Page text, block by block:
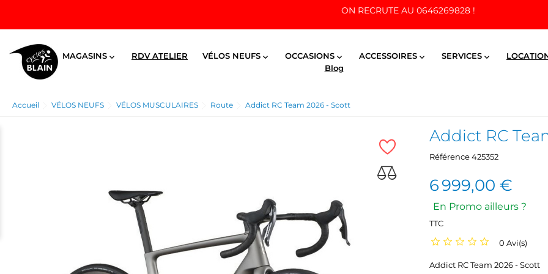
ON RECRUTE AU 0646269828 !
MAGASINS  RDV ATELIER VÉLOS NEUFS  OCCASIONS  ACCESSOIRES  SERVICES 
Blog
Accueil VÉLOS NEUFS VÉLOS MUSCULAIRES Route Addict RC Team 2026 - Scott
Addict RC
Référence425352
6 999,00 €
En Promo ailleurs ?
TTC
0 Avi(s)
Addict RC Team 2026 - Scott